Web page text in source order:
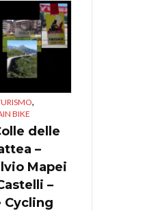
,
BIKE
delle
–
Mapei
–
Cycling